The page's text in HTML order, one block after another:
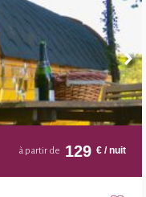
à partir de 129 € / nuit